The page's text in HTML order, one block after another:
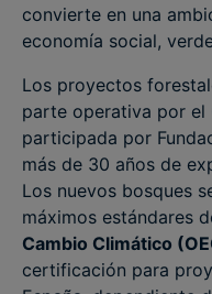
convierte en una
economía social,
Los proyectos
parte operativa por el
participada por
más de 30 años de
Los nuevos bosques
máximos estándares
Cambio Climático
certificación para